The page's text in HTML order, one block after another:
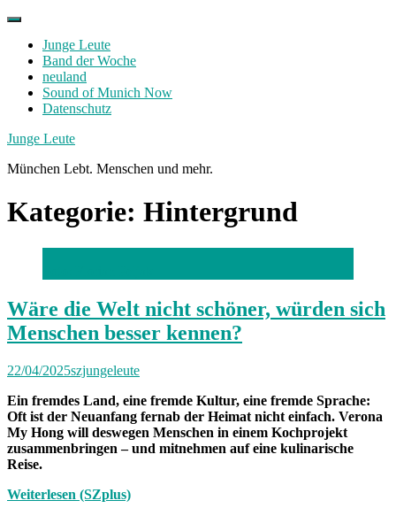
Skip
contentJunge Leute
Band der Woche
neuland
Sound of Munich Now
Datenschutz
Facebook
Twitter
Instagram
Junge Leute
München Lebt. Menschen und mehr.
Kategorie: Hintergrund
Wäre die Welt nicht schöner, würden sich
Menschen besser kennen?
22/04/2025szjungeleute
Ein fremdes Land, eine fremde Kultur, eine fremde Sprache:
Oft ist der Neuanfang fernab der Heimat nicht einfach. Verona
My Hong will deswegen Menschen in einem Kochprojekt
zusammenbringen – und mitnehmen auf eine kulinarische
Reise.
Weiterlesen (SZplus)